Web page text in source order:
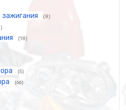
зажигания (8)
(18)
(5)
(66)